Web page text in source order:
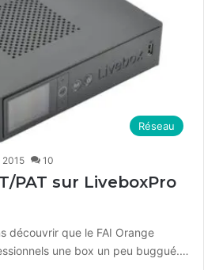
Réseau
2015 10
PAT sur LiveboxPro
découvrir que le FAI Orange
une box un peu buggué.…